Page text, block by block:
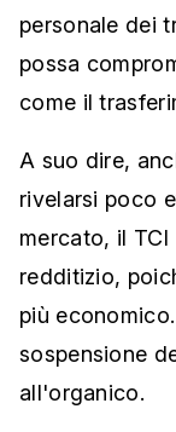
personale dei
possa
come il
A suo dire,
rivelarsi poco
mercato, il
redditizio,
più
sospensione
all'organico.